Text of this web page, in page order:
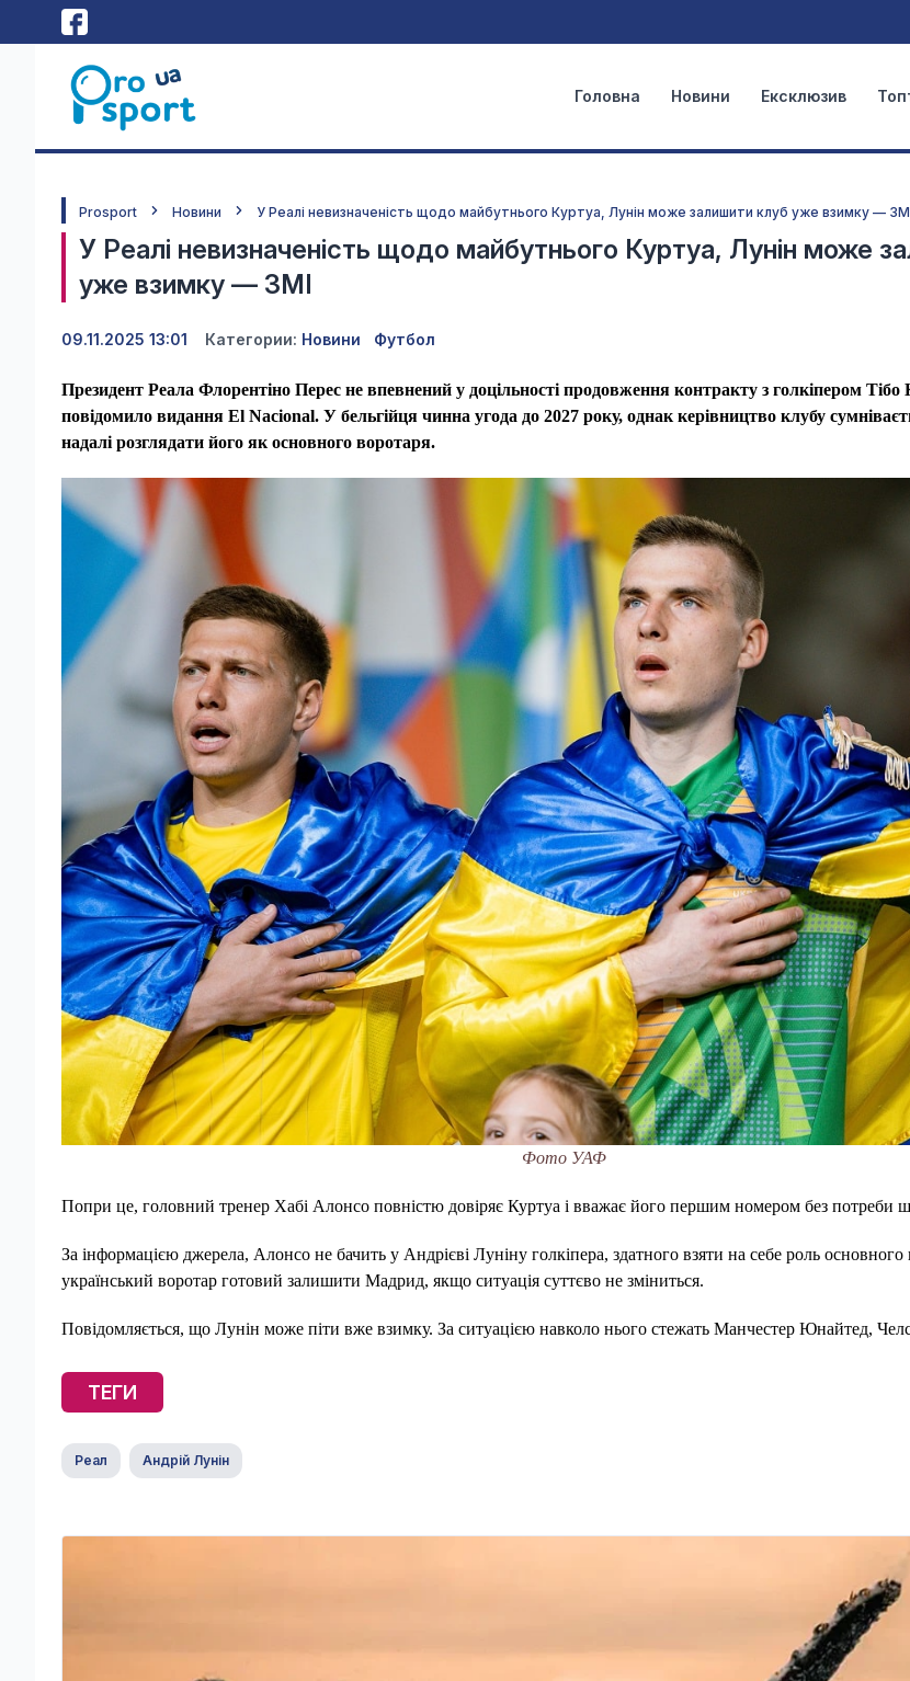
Головна Новини Ексклюзив
Prosport Новини У Реалі невизначеність щодо майбутнього Куртуа, Лунін може залишити клуб уже взимку —
У Реалі невизначеність щодо майбутнього Куртуа, Лунін може
уже взимку — ЗМІ
09.11.2025 13:01 Категории: Новини Футбол
Президент Реала Флорентіно Перес не впевнений у доцільності продовження контракту з голкіпером
повідомило видання El Nacional. У бельгійця чинна угода до 2027 року, однак керівництво клубу
надалі розглядати його як основного воротаря.
Фото УАФ
Попри це, головний тренер Хабі Алонсо повністю довіряє Куртуа і вважає його першим номером без потреби
За інформацією джерела, Алонсо не бачить у Андрієві Луніну голкіпера, здатного взяти на себе роль
український воротар готовий залишити Мадрид, якщо ситуація суттєво не зміниться.
Повідомляється, що Лунін може піти вже взимку. За ситуацією навколо нього стежать Манчестер Юнайтед,
ТЕГИ
Реал Андрій Лунін